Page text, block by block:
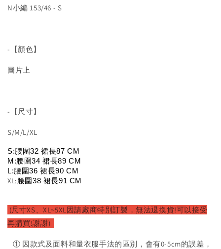
N小編 153/46 - S
-【顏色】
圖片上
-【尺寸】
S/M/L/XL
S:腰圍32 裙長87 CM
M:腰圍34 裙長89 CM
L:腰圍36 裙長90 CM
XL: 腰圍38 裙長91 CM
(尺寸XS、XL~5XL因請廠商特別訂製，無法退換貨!可以接受
再購買!謝謝)
① 因款式及面料和量衣服手法的區別，會有0-5cm的誤差，